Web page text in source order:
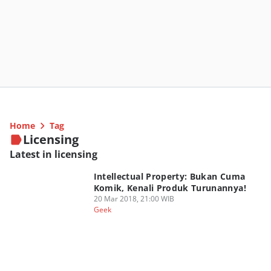
Home Tag
Licensing
Latest in licensing
Intellectual Property: Bukan Cuma
Komik, Kenali Produk Turunannya!
20 Mar 2018, 21:00 WIB
Geek